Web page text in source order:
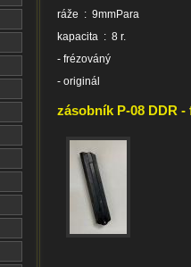
ráže : 9mmPara
kapacita : 8 r.
- frézováný
- originál
zásobník P-08 DDR